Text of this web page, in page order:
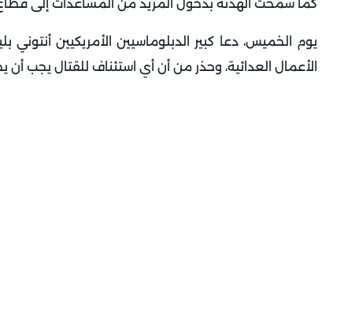
كما سمحت الهدنة بدخول المزيد من المساعدات إلى
يوم الخميس، دعا كبير الدبلوماسيين الأمريكيين
الأعمال العدائية، وحذر من أن أي استئناف للقتال يجب